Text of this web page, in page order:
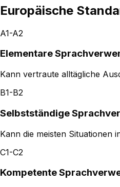
Europäische
A1-A2
Elementare
Kann vertraute alltägliche
B1-B2
Selbstständige
Kann die meisten Situationen
C1-C2
Kompetente